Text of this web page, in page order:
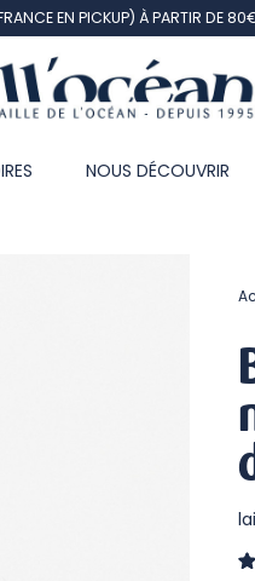
EN PICKUP) À PARTIR DE
NOUS DÉCOUVRIR